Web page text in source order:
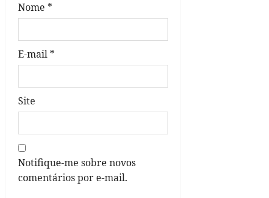
Nome *
E-mail *
Site
Notifique-me sobre novos
comentários por e-mail.